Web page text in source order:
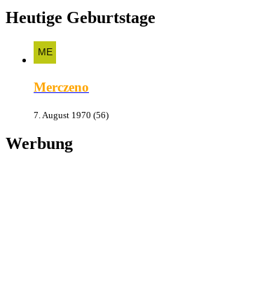
Heutige Geburtstage
Merczeno
7. August 1970 (56)
Werbung